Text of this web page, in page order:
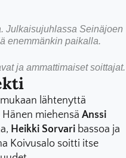
Julkaisujuhlassa Seinäjoen
enemmänkin paikalla.
ja ammattimaiset soittajat.
lähtenyttä
miehensä Anssi
Heikki Sorvari bassoa ja
Koivusalo soitti itse